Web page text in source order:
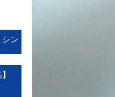
ン
】